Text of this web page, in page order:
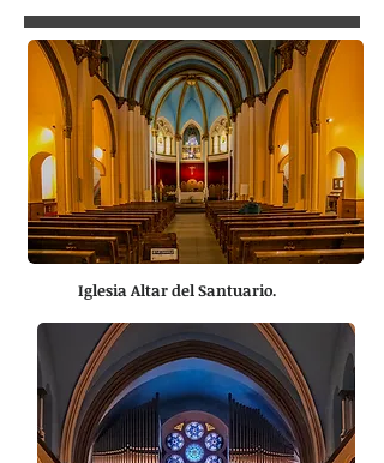
Iglesia Altar del Santuario.